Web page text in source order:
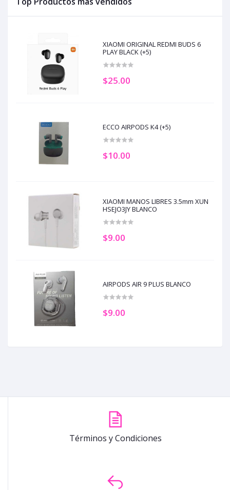
XIAOMI ORIGINAL REDMI BUDS 6
PLAY BLACK (+5)
$25.00
ECCO AIRPODS K4 (+5)
$10.00
XIAOMI MANOS LIBRES 3.5mm XUN
HSEJO3JY BLANCO
$9.00
AIRPODS AIR 9 PLUS BLANCO
$9.00
Términos y Condiciones